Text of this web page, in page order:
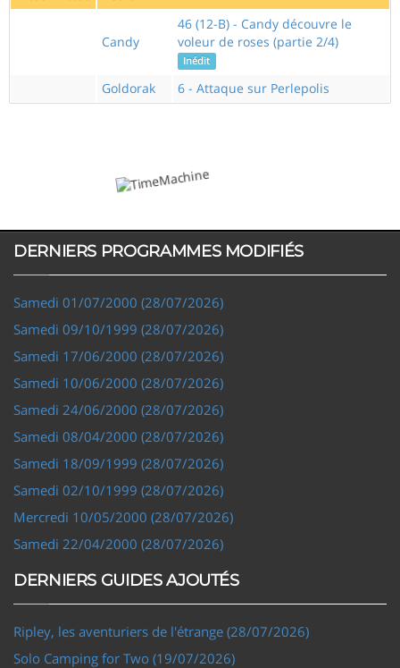
Candy
46 (12-B) - Candy découvre le
voleur de roses (partie 2/4)
Inédit
Goldorak 6 - Attaque sur Perlepolis
DERNIERS PROGRAMMES MODIFIÉS
Samedi 01/07/2000 (28/07/2026)
Samedi 09/10/1999 (28/07/2026)
Samedi 17/06/2000 (28/07/2026)
Samedi 10/06/2000 (28/07/2026)
Samedi 24/06/2000 (28/07/2026)
Samedi 08/04/2000 (28/07/2026)
Samedi 18/09/1999 (28/07/2026)
Samedi 02/10/1999 (28/07/2026)
Mercredi 10/05/2000 (28/07/2026)
Samedi 22/04/2000 (28/07/2026)
DERNIERS GUIDES AJOUTÉS
Ripley, les aventuriers de l'étrange (28/07/2026)
Solo Camping for Two (19/07/2026)